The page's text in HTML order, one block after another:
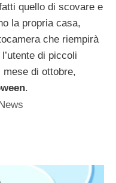
quello di scovare e
la propria casa,
che riempirà
di piccoli
mese di ottobre,
.